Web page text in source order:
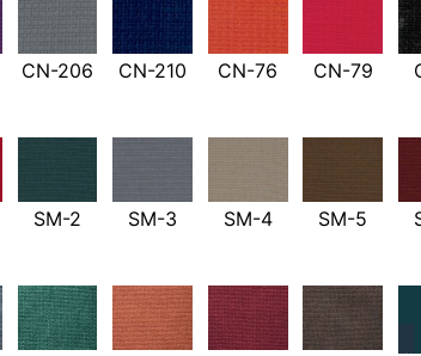
CN-206 CN-210 CN-76 CN-79
SM-2 SM-3 SM-4 SM-5